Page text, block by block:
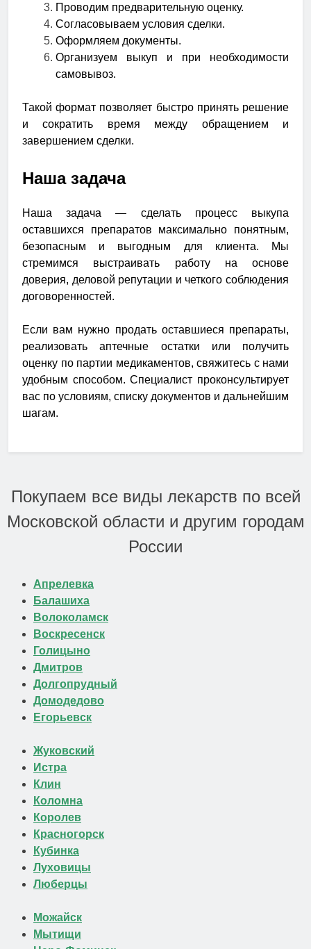
Проводим предварительную оценку.
Согласовываем условия сделки.
Оформляем документы.
Организуем выкуп и при необходимости
самовывоз.
Такой формат позволяет быстро принять решение
и сократить время между обращением и
завершением сделки.
Наша задача
Наша задача — сделать процесс выкупа
оставшихся препаратов максимально понятным,
безопасным и выгодным для клиента. Мы
стремимся выстраивать работу на основе
доверия, деловой репутации и четкого соблюдения
договоренностей.
Если вам нужно продать оставшиеся препараты,
реализовать аптечные остатки или получить
оценку по партии медикаментов, свяжитесь с нами
удобным способом. Специалист проконсультирует
вас по условиям, списку документов и дальнейшим
шагам.
Покупаем все виды лекарств по всей
Московской области и другим городам
России
Апрелевка
Балашиха
Волоколамск
Воскресенск
Голицыно
Дмитров
Долгопрудный
Домодедово
Егорьевск
Жуковский
Истра
Клин
Коломна
Королев
Красногорск
Кубинка
Луховицы
Люберцы
Можайск
Мытищи